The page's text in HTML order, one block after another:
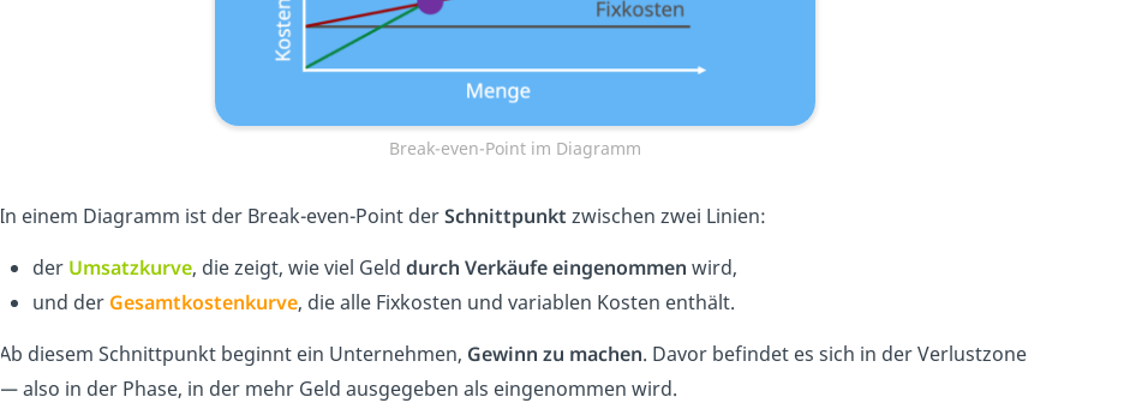
Break-even-Point im Diagramm
In einem Diagramm ist der Break-even-Point derSchnittpunkt zwischen zwei Linien:
der Umsatzkurve, die zeigt, wie viel Geld durch Verkäufe eingenommen wird,
und der Gesamtkostenkurve, die alle Fixkosten und variablen Kosten enthält.
Ab diesem Schnittpunkt beginnt ein Unternehmen, Gewinn zu machen. Davor befindet es sich in der Verlustzone
— also in der Phase, in der mehr Geld ausgegeben als eingenommen wird.